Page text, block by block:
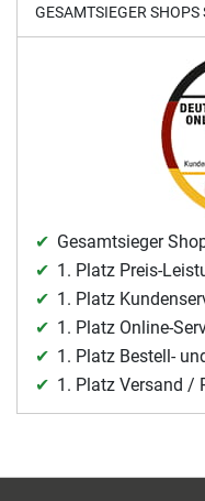
GESAMTSIEGER SHOPS
Gesamtsieger
1. Platz Preis-
1. Platz
1. Platz Online-
1. Platz Bestell-
1. Platz Versand /